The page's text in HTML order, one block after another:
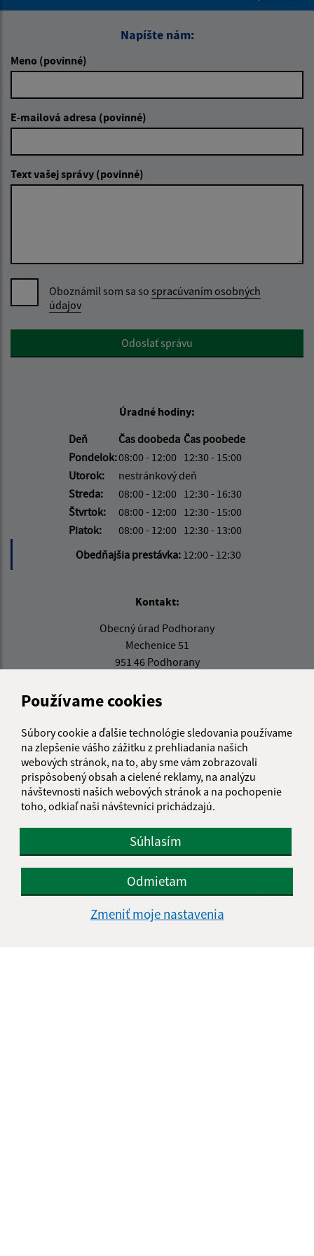
Používame cookies
Súbory cookie a ďalšie technológie sledovania používame
na zlepšenie vášho zážitku z prehliadania našich
webových stránok, na to, aby sme vám zobrazovali
prispôsobený obsah a cielené reklamy, na analýzu
návštevnosti našich webových stránok a na pochopenie
toho, odkiaľ naši návštevníci prichádzajú.
Súhlasím
Odmietam
Zmeniť moje nastavenia
Napíšte nám:
Meno (povinné)
E-mailová adresa (povinné)
Text vašej správy (povinné)
Oboznámil som sa so spracúvaním osobných
údajov
Google reCaptcha ResponseOdoslať správu
Úradné hodiny:
Deň
Čas doobeda Čas poobede
Pondelok:08:00 - 12:00 12:30 - 15:00
Utorok:
nestránkový deň
Streda:
08:00 - 12:00 12:30 - 16:30
Štvrtok:
08:00 - 12:00 12:30 - 15:00
Piatok:
08:00 - 12:00 12:30 - 13:00
Obedňajšia prestávka: 12:00 - 12:30
Kontakt:
Obecný úrad Podhorany
Mechenice 51
951 46 Podhorany
+421 0917 905 819
IČO: 00308374